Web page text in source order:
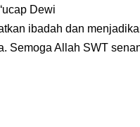
Dewi
ibadah dan
Semoga Allah SWT